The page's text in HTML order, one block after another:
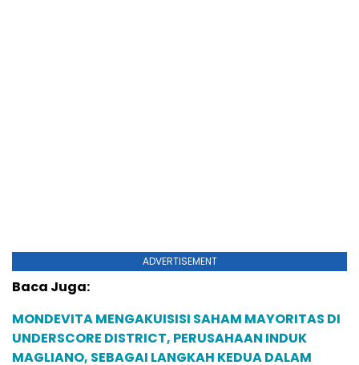
ADVERTISEMENT
Baca Juga:
MONDEVITA MENGAKUISISI SAHAM MAYORITAS DI
UNDERSCORE DISTRICT, PERUSAHAAN INDUK
MAGLIANO, SEBAGAI LANGKAH KEDUA DALAM